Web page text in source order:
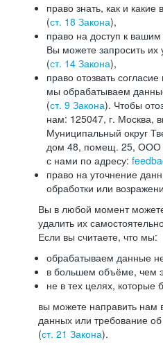
право знать, как и
(ст. 18 Закона),
право на доступ к
Вы можете запросить
(ст. 14 Закона),
право отозвать
мы обрабатываем
(ст. 9 Закона). Чтобы
нам: 125047, г. Москва,
Муниципальный округ
дом 48, помещ. 25, ООО
с нами по адресу:
право на уточнение
обработки или
Вы в любой момент
удалить их
Если вы считаете, что мы:
обрабатываем данные
в большем объёме, чем
не в тех целях, которые
вы можете направить нам
данных или требование
(ст. 21 Закона).